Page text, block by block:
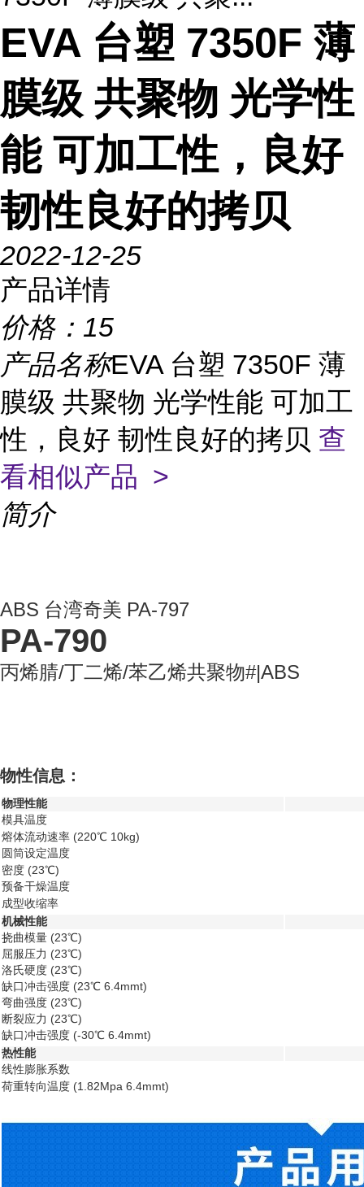
EVA 台塑 7350F 薄
膜级 共聚物 光学性
能 可加工性，良好
韧性良好的拷贝
2022-12-25
产品详情
价格： 15
产品名称EVA 台塑 7350F 薄
膜级 共聚物 光学性能 可加工
性，良好 韧性良好的拷贝 查
看相似产品 >
简介
ABS 台湾奇美 PA-797
PA-790
丙烯腈/丁二烯/苯乙烯共聚物#|ABS
物性信息：
物理性能
模具温度
熔体流动速率 (220℃ 10kg)
圆筒设定温度
密度 (23℃)
预备干燥温度
成型收缩率
机械性能
挠曲模量 (23℃)
屈服压力 (23℃)
洛氏硬度 (23℃)
缺口冲击强度 (23℃ 6.4mmt)
弯曲强度 (23℃)
断裂应力 (23℃)
缺口冲击强度 (-30℃ 6.4mmt)
热性能
线性膨胀系数
荷重转向温度 (1.82Mpa 6.4mmt)